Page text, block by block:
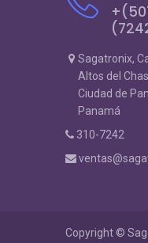
Sagatronix,
Altos del
Ciudad de
Panamá
310-7242
Copyright ©